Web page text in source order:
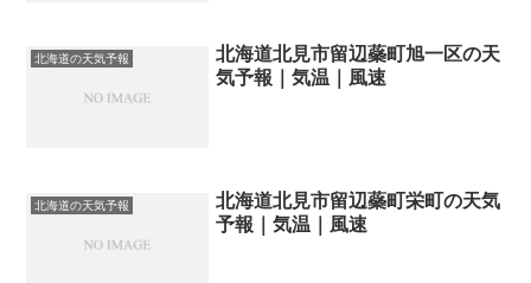
北海道の天気予報
北海道北見市留辺蘂町旭一区の天
気予報｜気温｜風速
北海道の天気予報
北海道北見市留辺蘂町栄町の天気
予報｜気温｜風速